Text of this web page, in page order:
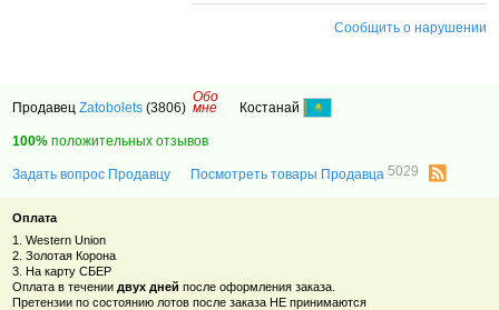
Сообщить о нарушении
ПродавецZatobolets (3806)
Обо
мне Костанай
100% положительных отзывов
Задать вопрос Продавцу Посмотреть товары Продавца5029
Оплата
1. Western Union
2. Золотая Корона
3. На карту СБЕР
Оплата в течении двух дней после оформления заказа.
Претензии по состоянию лотов после заказа НЕ принимаются